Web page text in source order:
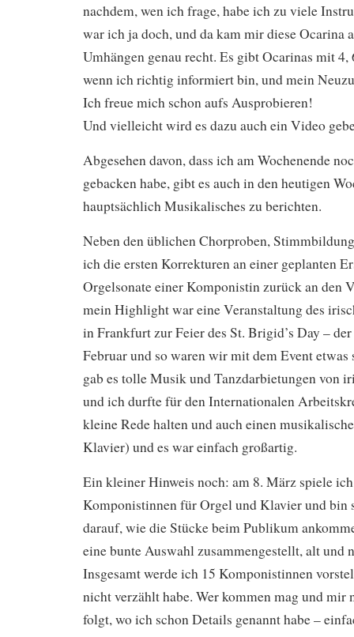
nachdem, wen ich frage, habe ich zu viele
war ich ja doch, und da kam mir diese Ocarina
Umhängen genau recht. Es gibt Ocarinas mit
wenn ich richtig informiert bin, und mein
Ich freue mich schon aufs Ausprobieren!
Und vielleicht wird es dazu auch ein Video
Abgesehen davon, dass ich am Wochenende
gebacken habe, gibt es auch in den heutigen
hauptsächlich Musikalisches zu berichten.
Neben den üblichen Chorproben,
ich die ersten Korrekturen an einer geplanten
Orgelsonate einer Komponistin zurück an den
mein Highlight war eine Veranstaltung des
in Frankfurt zur Feier des St. Brigid’s Day –
Februar und so waren wir mit dem Event etwas
gab es tolle Musik und Tanzdarbietungen von
und ich durfte für den Internationalen
kleine Rede halten und auch einen
Klavier) und es war einfach großartig.
Ein kleiner Hinweis noch: am 8. März spiele
Komponistinnen für Orgel und Klavier und bin
darauf, wie die Stücke beim Publikum
eine bunte Auswahl zusammengestellt, alt und
Insgesamt werde ich 15 Komponistinnen
nicht verzählt habe. Wer kommen mag und mir
folgt, wo ich schon Details genannt habe –